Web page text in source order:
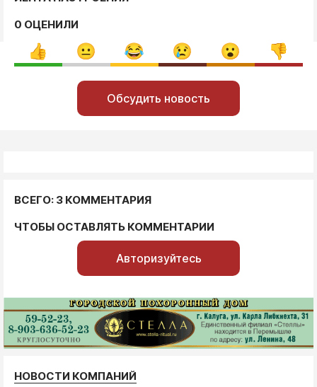
0 ОЦЕНИЛИ
Обсудить новость
ВСЕГО: 3 КОММЕНТАРИЯ
ЧТОБЫ ОСТАВЛЯТЬ КОММЕНТАРИИ
Авторизуйтесь
НОВОСТИ КОМПАНИЙ